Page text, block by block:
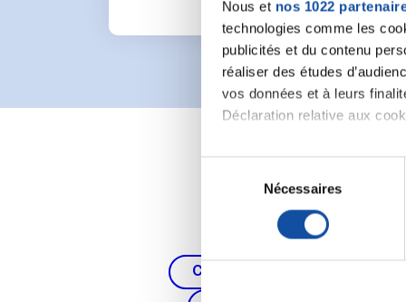
Nous et nos 1022
technologies comme les
publicités et du contenu
réaliser des études
vos données et à leurs
Déclaration relative aux
Si vous le permettez, nous
Collecter des
digitales).
. Vous pouvez
c
t
Nécessaires
Cancer du poumon, de la